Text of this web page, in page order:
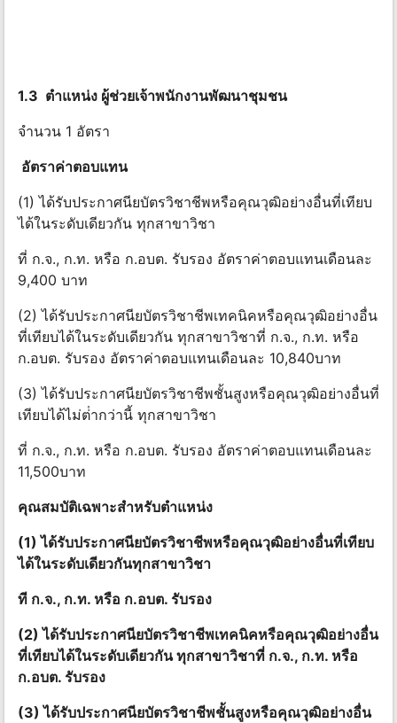
1.3 ตําแหน่ง ผู้ช่วยเจ้าพนักงานพัฒนาชุมชน
จำนวน 1 อัตรา
อัตราค่าตอบแทน
(1) ได้รับประกาศนียบัตรวิชาชีพหรือคุณวุฒิอย่างอื่นที่เทียบ
ได้ในระดับเดียวกัน ทุกสาขาวิชา
ที่ ก.จ., ก.ท. หรือ ก.อบต. รับรอง อัตราค่าตอบแทนเดือนละ
9,400 บาท
(2) ได้รับประกาศนียบัตรวิชาชีพเทคนิคหรือคุณวุฒิอย่างอื่น
ที่เทียบได้ในระดับเดียวกัน ทุกสาขาวิชาที่ ก.จ., ก.ท. หรือ
ก.อบต. รับรอง อัตราค่าตอบแทนเดือนละ 10,840บาท
(3) ได้รับประกาศนียบัตรวิชาชีพชั้นสูงหรือคุณวุฒิอย่างอื่นที่
เทียบได้ไม่ต่ํากว่านี้ ทุกสาขาวิชา
ที่ ก.จ., ก.ท. หรือ ก.อบต. รับรอง อัตราค่าตอบแทนเดือนละ
11,500บาท
คุณสมบัติเฉพาะสําหรับตําแหน่ง
(1) ได้รับประกาศนียบัตรวิชาชีพหรือคุณวุฒิอย่างอื่นที่เทียบ
ได้ในระดับเดียวกันทุกสาขาวิชา
ที ก.จ., ก.ท. หรือ ก.อบต. รับรอง
(2) ได้รับประกาศนียบัตรวิชาชีพเทคนิคหรือคุณวุฒิอย่างอื่น
ที่เทียบได้ในระดับเดียวกัน ทุกสาขาวิชาที่ ก.จ., ก.ท. หรือ
ก.อบต. รับรอง
(3) ได้รับประกาศนียบัตรวิชาชีพชั้นสูงหรือคุณวุฒิอย่างอื่น